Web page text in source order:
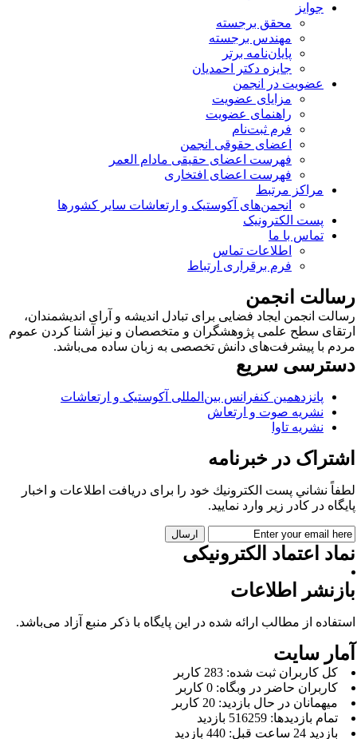
جوایز
محقق برجسته
مهندس برجسته
پایان‌نامه برتر
جایزه دکتر احمدیان
عضویت در انجمن
مزایای عضویت
راهنمای عضویت
فرم ثبت‌نام
اعضای حقوقی انجمن
فهرست اعضای حقیقی مادام‌ العمر
فهرست اعضای افتخاری
مراکز مرتبط
انجمن‌های آکوستیک و ارتعاشات سایر کشورها
پست الکترونیک
تماس با ما
اطلاعات تماس
فرم برقراری ارتباط
انجمن
انجمن ایجاد فضایی برای تبادل اندیشه و آرای اندیشمندان،
سطح علمی پژوهشگران و متخصصان و نیز آشنا کردن عموم
با پیشرفت‌های دانش تخصصی به زبان ساده می‌باشد.
سریع
پانزدهمین کنفرانس بین‌المللی آکوستیک و ارتعاشات
نشریه صوت و ارتعاش
نشریه تاوا
در خبرنامه
نشاني پست الكترونيك خود را برای دريافت اطلاعات و اخبار
در كادر زير وارد نمایید.
اعتماد الکترونیکی
اطلاعات
از مطالب ارائه شده در این پایگاه با ذکر منبع آزاد می‌باشد.
سایت
كل کاربران ثبت شده: 283 کاربر
کاربران حاضر در وبگاه: 0 کاربر
ميهمانان در حال بازديد: 20 کاربر
تمام بازديد‌ها: 516259 بازدید
بازديد 24 ساعت قبل: 440 بازدید